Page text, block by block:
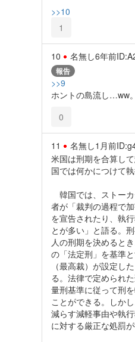
>>10
1
10 名無し6年前
報告
>>9
ホントの島流し…ww
0
11 名無し1月前
米国は刑期を合算し
国では何かにつけて
韓国では、ストー
者が「裁判の過程で
を宣告されたり、執
とが多い」と語る。
人の刑期を決めると
の「法定刑」を基準
（最高裁）が設定し
る。法律で定められ
量刑基準に従って刑
ことができる。しか
減らす減軽事由や執
に対する厳正な処罰